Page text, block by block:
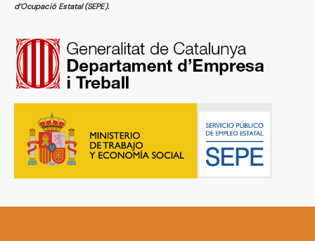
d’Ocupació Estatal (SEPE).